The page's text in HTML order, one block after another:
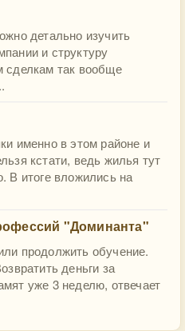
детально изучить
и структуру
сделкам так вообще
именно в этом районе и
кстати, ведь жилья тут
В итоге вложились на
"Доминанта"
продолжить обучение.
деньги за
уже 3 неделю, отвечает